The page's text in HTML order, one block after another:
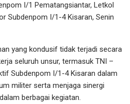
I/1 Pematangsiantar, Letkol
Subdenpom I/1-4 Kisaran, Senin
yang kondusif tidak terjadi secara
seluruh unsur, termasuk TNI –
Subdenpom I/1-4 Kisaran dalam
militer serta menjaga sinergi
berbagai kegiatan.